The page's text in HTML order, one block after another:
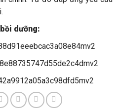
dưỡng: